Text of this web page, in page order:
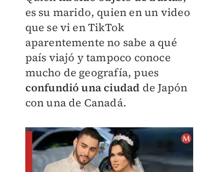
es su marido, quien en un video
que se vi en TikTok
aparentemente no sabe a qué
país viajó y tampoco conoce
mucho de geografía, pues
confundió una ciudad de Japón
con una de Canadá.